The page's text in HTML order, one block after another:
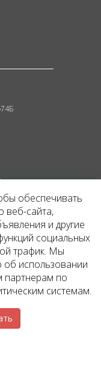
данных
Условия
обеспечивать
веб-сайта,
и другие
социальных
трафик. Мы
использовании
партнерам по
системам.